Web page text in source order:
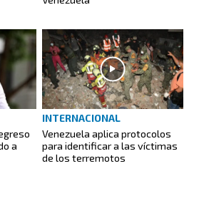
a
INTERNACIONAL
Venezuela aplica protocolos
para identificar a las víctimas
de los terremotos